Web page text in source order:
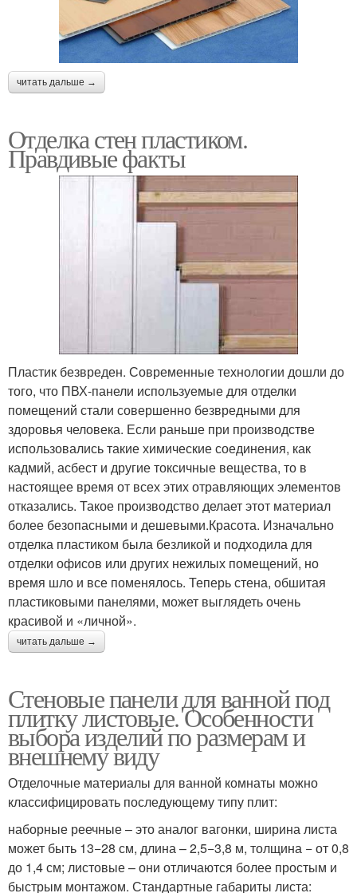
читать дальше →
Отделка стен пластиком.
Правдивые факты
Пластик безвреден. Современные технологии дошли до
того, что ПВХ-панели используемые для отделки
помещений стали совершенно безвредными для
здоровья человека. Если раньше при производстве
использовались такие химические соединения, как
кадмий, асбест и другие токсичные вещества, то в
настоящее время от всех этих отравляющих элементов
отказались. Такое производство делает этот материал
более безопасными и дешевыми.Красота. Изначально
отделка пластиком была безликой и подходила для
отделки офисов или других нежилых помещений, но
время шло и все поменялось. Теперь стена, обшитая
пластиковыми панелями, может выглядеть очень
красивой и «личной».
читать дальше →
Стеновые панели для ванной под
плитку листовые. Особенности
выбора изделий по размерам и
внешнему виду
Отделочные материалы для ванной комнаты можно
классифицировать последующему типу плит:
наборные реечные – это аналог вагонки, ширина листа
может быть 13−28 см, длина – 2,5−3,8 м, толщина − от 0,8
до 1,4 см; листовые – они отличаются более простым и
быстрым монтажом. Стандартные габариты листа: